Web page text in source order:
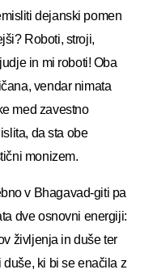
dejanski pomen
Roboti, stroji,
in mi roboti! Oba
vendar nimata
med zavestno
da sta obe
monizem.
v Bhagavad-giti pa
dve osnovni energiji:
življenja in duše ter
ki bi se enačila z